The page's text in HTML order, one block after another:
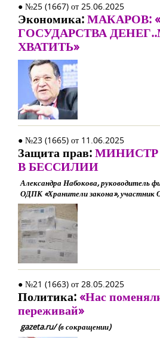
● №25 (1667) от 25.06.2025
Экономика:МАКАРОВ:
ГОСУДАРСТВА
ХВАТИТЬ»
● №23 (1665) от 11.06.2025
Защита прав:МИНИСТР
В БЕССИЛИИ
Александра Набокова, руководитель
ОДПК «Хранители закона», участник
● №21 (1663) от 28.05.2025
Политика:«Нас
переживай»
gazeta.ru/ (в сокращении)